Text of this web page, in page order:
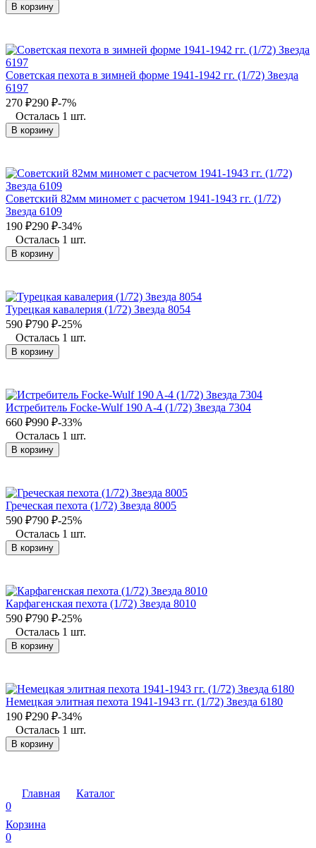
В корзину
Советская пехота в зимней форме 1941-1942 гг. (1/72) Звезда
6197
270 ₽290 ₽-7%
Осталась 1 шт.
В корзину
Советский 82мм миномет с расчетом 1941-1943 гг. (1/72)
Звезда 6109
190 ₽290 ₽-34%
Осталась 1 шт.
В корзину
Турецкая кавалерия (1/72) Звезда 8054
590 ₽790 ₽-25%
Осталась 1 шт.
В корзину
Истребитель Focke-Wulf 190 A-4 (1/72) Звезда 7304
660 ₽990 ₽-33%
Осталась 1 шт.
В корзину
Греческая пехота (1/72) Звезда 8005
590 ₽790 ₽-25%
Осталась 1 шт.
В корзину
Карфагенская пехота (1/72) Звезда 8010
590 ₽790 ₽-25%
Осталась 1 шт.
В корзину
Немецкая элитная пехота 1941-1943 гг. (1/72) Звезда 6180
190 ₽290 ₽-34%
Осталась 1 шт.
В корзину
Главная
Каталог
0
Корзина
0